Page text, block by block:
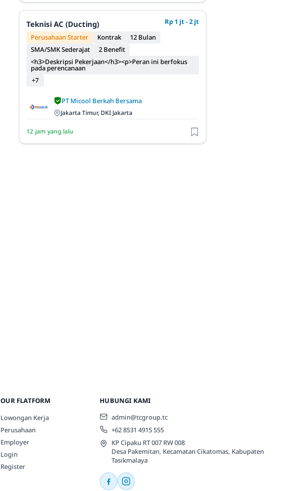
Teknisi AC (Ducting)
Rp 1 jt - 2 jt
Perusahaan Starter
Kontrak
12 Bulan
SMA/SMK Sederajat
2 Benefit
<h3>Deskripsi Pekerjaan</h3><p>Peran ini berfokus
pada perencanaan
+7
PT Micool Berkah Bersama
Jakarta Timur, DKI Jakarta
12 jam yang lalu
OUR FLATFORM
Lowongan Kerja
Perusahaan
Employer
Login
Register
HUBUNGI KAMI
admin@tcgroup.tc
+62 8531 4915 555
KP Cipaku RT 007 RW 008
Desa Pakemitan, Kecamatan Cikatomas, Kabupaten
Tasikmalaya